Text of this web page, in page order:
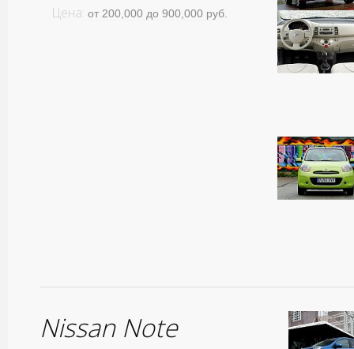
Цена: от 200,000 до 900,000 руб.
Nissan Note